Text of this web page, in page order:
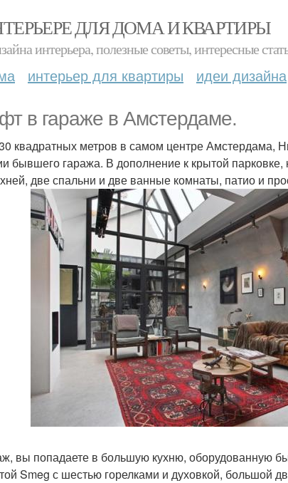
ДЛЯ ДОМА И КВАРТИРЫ
интерьера, полезные советы, интересные
интерьер для квартиры идеи дизайна
в гараже в Амстердаме.
квадратных метров в самом центре Амстердама,
бывшего гаража. В дополнение к крытой парковке,
две спальни и две ванные комнаты, патио и
вы попадаете в большую кухню, оборудованную
Smeg с шестью горелками и духовкой, большой